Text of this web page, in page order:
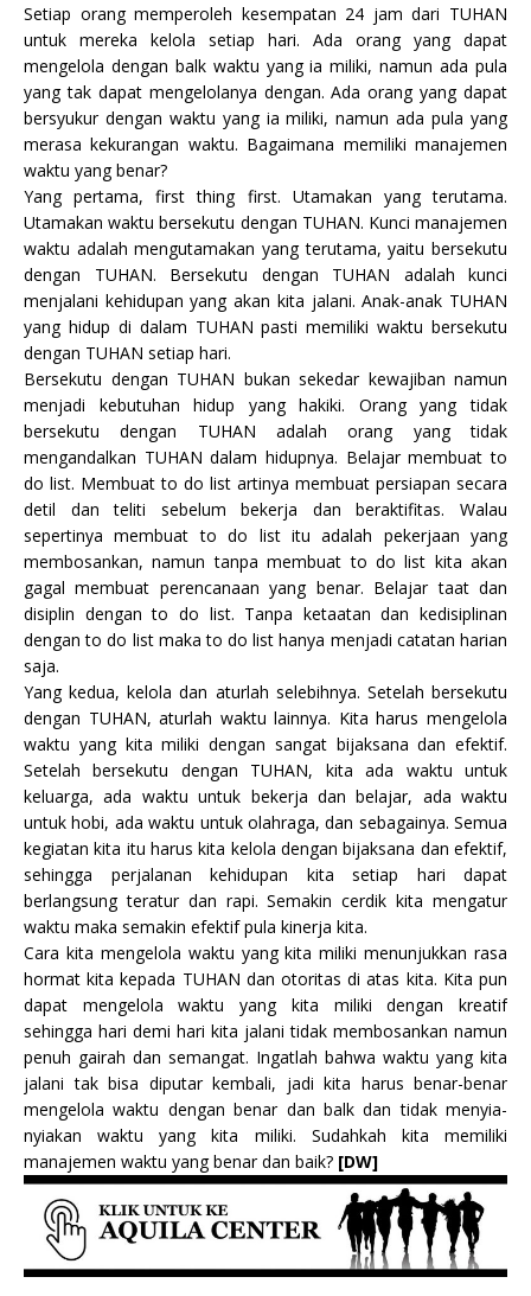
Setiap orang memperoleh kesempatan 24 jam dari TUHAN
untuk mereka kelola setiap hari. Ada orang yang dapat
mengelola dengan balk waktu yang ia miliki, namun ada pula
yang tak dapat mengelolanya dengan. Ada orang yang dapat
bersyukur dengan waktu yang ia miliki, namun ada pula yang
merasa kekurangan waktu. Bagaimana memiliki manajemen
waktu yang benar?
Yang pertama, first thing first. Utamakan yang terutama.
Utamakan waktu bersekutu dengan TUHAN. Kunci manajemen
waktu adalah mengutamakan yang terutama, yaitu bersekutu
dengan TUHAN. Bersekutu dengan TUHAN adalah kunci
menjalani kehidupan yang akan kita jalani. Anak-anak TUHAN
yang hidup di dalam TUHAN pasti memiliki waktu bersekutu
dengan TUHAN setiap hari.
Bersekutu dengan TUHAN bukan sekedar kewajiban namun
menjadi kebutuhan hidup yang hakiki. Orang yang tidak
bersekutu dengan TUHAN adalah orang yang tidak
mengandalkan TUHAN dalam hidupnya. Belajar membuat to
do list. Membuat to do list artinya membuat persiapan secara
detil dan teliti sebelum bekerja dan beraktifitas. Walau
sepertinya membuat to do list itu adalah pekerjaan yang
membosankan, namun tanpa membuat to do list kita akan
gagal membuat perencanaan yang benar. Belajar taat dan
disiplin dengan to do list. Tanpa ketaatan dan kedisiplinan
dengan to do list maka to do list hanya menjadi catatan harian
saja.
Yang kedua, kelola dan aturlah selebihnya. Setelah bersekutu
dengan TUHAN, aturlah waktu lainnya. Kita harus mengelola
waktu yang kita miliki dengan sangat bijaksana dan efektif.
Setelah bersekutu dengan TUHAN, kita ada waktu untuk
keluarga, ada waktu untuk bekerja dan belajar, ada waktu
untuk hobi, ada waktu untuk olahraga, dan sebagainya. Semua
kegiatan kita itu harus kita kelola dengan bijaksana dan efektif,
sehingga perjalanan kehidupan kita setiap hari dapat
berlangsung teratur dan rapi. Semakin cerdik kita mengatur
waktu maka semakin efektif pula kinerja kita.
Cara kita mengelola waktu yang kita miliki menunjukkan rasa
hormat kita kepada TUHAN dan otoritas di atas kita. Kita pun
dapat mengelola waktu yang kita miliki dengan kreatif
sehingga hari demi hari kita jalani tidak membosankan namun
penuh gairah dan semangat. Ingatlah bahwa waktu yang kita
jalani tak bisa diputar kembali, jadi kita harus benar-benar
mengelola waktu dengan benar dan balk dan tidak menyia-
nyiakan waktu yang kita miliki. Sudahkah kita memiliki
manajemen waktu yang benar dan baik? [DW]